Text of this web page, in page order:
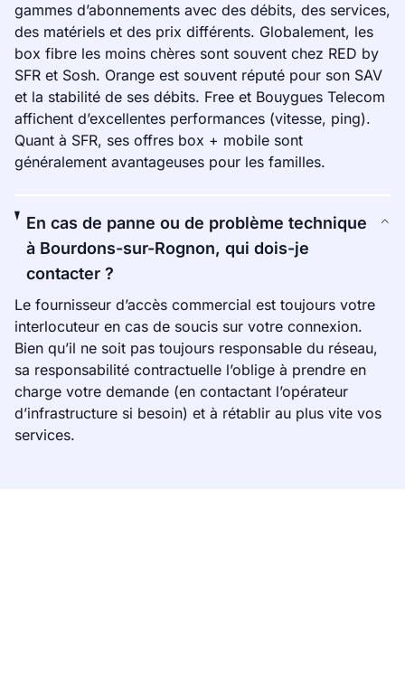
gammes d’abonnements avec des débits, des services,
des matériels et des prix différents. Globalement, les
box fibre les moins chères sont souvent chez RED by
SFR et Sosh. Orange est souvent réputé pour son SAV
et la stabilité de ses débits. Free et Bouygues Telecom
affichent d’excellentes performances (vitesse, ping).
Quant à SFR, ses offres box + mobile sont
généralement avantageuses pour les familles.
En cas de panne ou de problème technique
à Bourdons-sur-Rognon, qui dois-je
contacter ?
Le fournisseur d’accès commercial est toujours votre
interlocuteur en cas de soucis sur votre connexion.
Bien qu’il ne soit pas toujours responsable du réseau,
sa responsabilité contractuelle l’oblige à prendre en
charge votre demande (en contactant l’opérateur
d’infrastructure si besoin) et à rétablir au plus vite vos
services.